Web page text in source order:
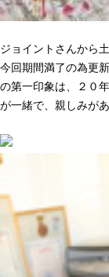
ジョイントさんから
今回期間満了の為更
の第一印象は、２０
が一緒で、親しみが